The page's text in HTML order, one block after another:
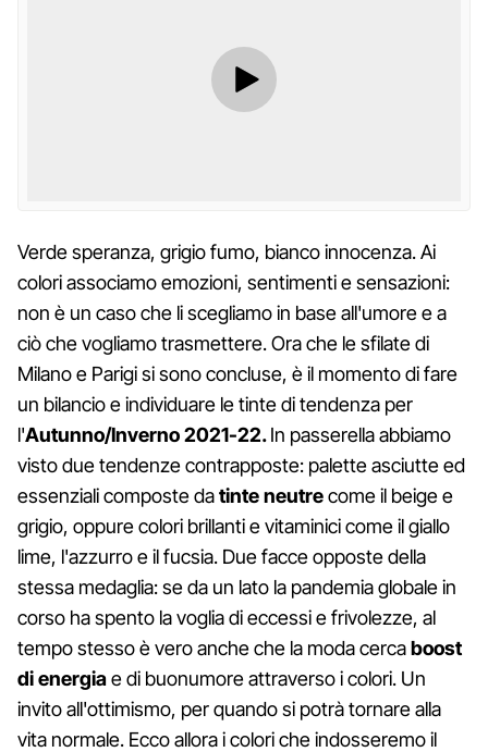
Verde speranza, grigio fumo, bianco innocenza. Ai
colori associamo emozioni, sentimenti e sensazioni:
non è un caso che li scegliamo in base all'umore e a
ciò che vogliamo trasmettere. Ora che le sfilate di
Milano e Parigi si sono concluse, è il momento di fare
un bilancio e individuare le tinte di tendenza per
l'Autunno/Inverno 2021-22.In passerella abbiamo
visto due tendenze contrapposte: palette asciutte ed
essenziali composte datinte neutrecome il beige e
grigio, oppure colori brillanti e vitaminici come il giallo
lime, l'azzurro e il fucsia. Due facce opposte della
stessa medaglia: se da un lato la pandemia globale in
corso ha spento la voglia di eccessi e frivolezze, al
tempo stesso è vero anche che la moda cercaboost
di energiae di buonumore attraverso i colori. Un
invito all'ottimismo, per quando si potrà tornare alla
vita normale. Ecco allora i colori che indosseremo il